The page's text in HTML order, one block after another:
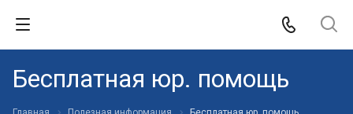
Бесплатная юр. помощь